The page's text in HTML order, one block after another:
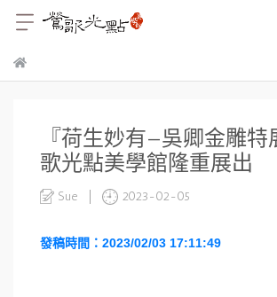
『荷生妙有—吳卿金雕特
歌光點美學館隆重展出
Sue 2023-02-05
發稿時間：2023/02/03 17:11:49